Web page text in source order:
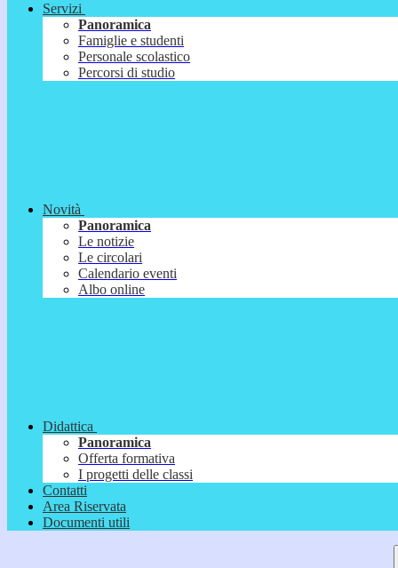
Servizi
Panoramica
Famiglie e studenti
Personale scolastico
Percorsi di studio
Novità
Panoramica
Le notizie
Le circolari
Calendario eventi
Albo online
Didattica
Panoramica
Offerta formativa
I progetti delle classi
Contatti
Area Riservata
Documenti utili